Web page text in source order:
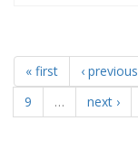
« first ‹ previous
9
… next ›